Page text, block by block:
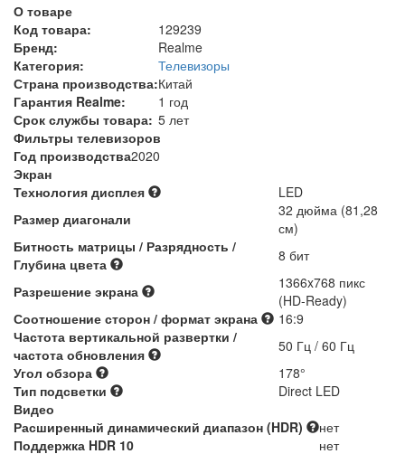
О товаре
Код товара:
129239
Бренд:
Realme
Категория:
Телевизоры
Страна производства:Китай
Гарантия Realme:
1 год
Срок службы товара: 5 лет
Фильтры телевизоров
Год производства2020
Экран
Технология дисплея
LED
Размер диагонали
32 дюйма (81,28
см)
Битность матрицы / Разрядность /
Глубина цвета
8 бит
Разрешение экрана
1366x768 пикс
(HD-Ready)
Соотношение сторон / формат экрана
16:9
Частота вертикальной развертки /
частота обновления
50 Гц / 60 Гц
Угол обзора
178°
Тип подсветки
Direct LED
Видео
Расширенный динамический диапазон (HDR)
нет
Поддержка HDR 10
нет